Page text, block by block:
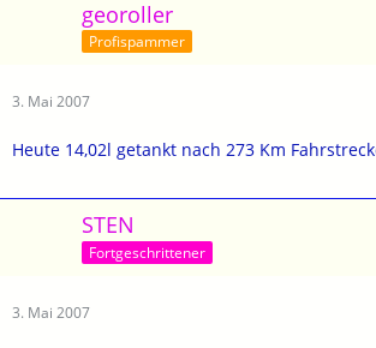
georoller
Profispammer
3. Mai 2007
Heute 14,02l getankt nach 273 Km
STEN
Fortgeschrittener
3. Mai 2007